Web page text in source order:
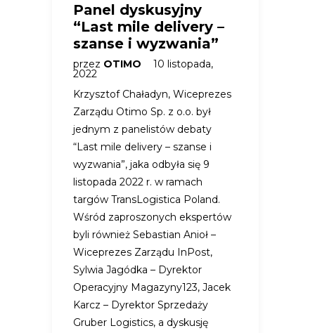
Panel dyskusyjny
“Last mile delivery –
szanse i wyzwania”
przez OTIMO 10 listopada,
2022
Krzysztof Chaładyn, Wiceprezes
Zarządu Otimo Sp. z o.o. był
jednym z panelistów debaty
“Last mile delivery – szanse i
wyzwania”, jaka odbyła się 9
listopada 2022 r. w ramach
targów TransLogistica Poland.
Wśród zaproszonych ekspertów
byli również Sebastian Anioł –
Wiceprezes Zarządu InPost,
Sylwia Jagódka – Dyrektor
Operacyjny Magazyny123, Jacek
Karcz – Dyrektor Sprzedaży
Gruber Logistics, a dyskusję